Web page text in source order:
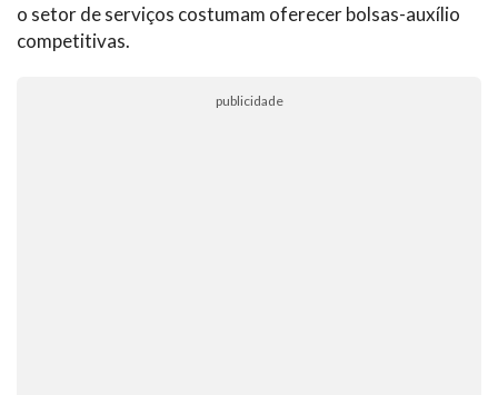
o setor de serviços costumam oferecer bolsas-auxílio
competitivas.
publicidade